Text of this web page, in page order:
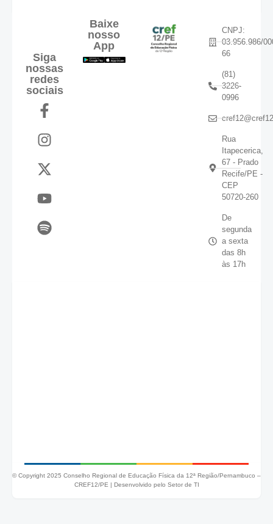
Siga
nossas
redes
sociais
Baixe
nosso
App
CNPJ:
03.956.986/
66
(81)
3226-
0996
Rua
Itapecerica,
67 - Prado
Recife/PE -
CEP
50720-260
De
segunda
a sexta
das 8h
às 17h
© Copyright 2025 Conselho Regional de Educação Física da 12ª Região/Pernambuco –
CREF12/PE |
Desenvolvido pelo Setor de TI